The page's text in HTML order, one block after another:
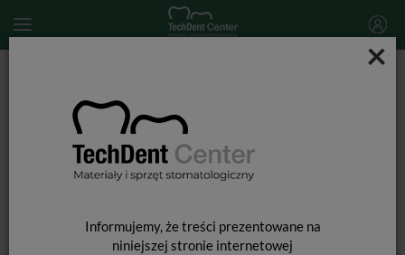
×
Informujemy, że treści prezentowane na
niniejszej stronie internetowej
Expasyl / końcówki 40szt.